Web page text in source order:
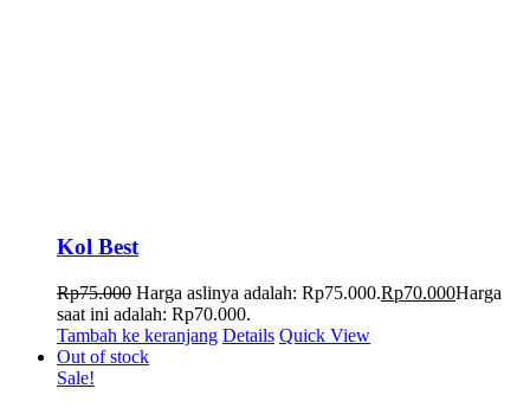
Kol Best
Rp75.000 Harga aslinya adalah: Rp75.000.Rp70.000Harga
saat ini adalah: Rp70.000.
Tambah ke keranjang Details Quick View
Out of stock
Sale!